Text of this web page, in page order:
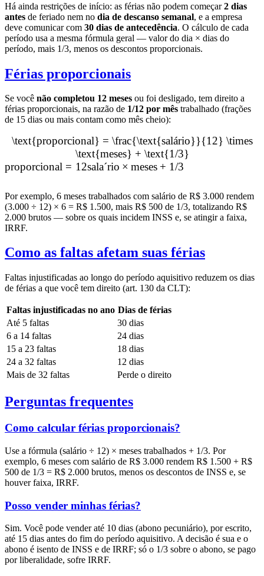
Há ainda restrições de início: as férias não podem começar2 dias
antes de feriado nem no dia de descanso semanal, e a empresa
deve comunicar com 30 dias de antecedência. O cálculo de cada
período usa a mesma fórmula geral — valor do dia × dias do
período, mais 1/3, menos os descontos proporcionais.
Férias proporcionais
Se você não completou 12 meses ou foi desligado, tem direito a
férias proporcionais, na razão de 1/12 por mês trabalhado (frações
de 15 dias ou mais contam como mês cheio):
\text{proporcional} = \frac{\text{salário}}{12} \times
\text{meses} + \text{1/3}
proporcional = 12salaˊrio × meses + 1/3
Por exemplo, 6 meses trabalhados com salário de R$ 3.000 rendem
(3.000 ÷ 12) × 6 = R$ 1.500, mais R$ 500 de 1/3, totalizando R$
2.000 brutos — sobre os quais incidem INSS e, se atingir a faixa,
IRRF.
Como as faltas afetam suas férias
Faltas injustificadas ao longo do período aquisitivo reduzem os dias
de férias a que você tem direito (art. 130 da CLT):
Faltas injustificadas no ano Dias de férias
Até 5 faltas
30 dias
6 a 14 faltas
24 dias
15 a 23 faltas
18 dias
24 a 32 faltas
12 dias
Mais de 32 faltas
Perde o direito
Perguntas frequentes
Como calcular férias proporcionais?
Use a fórmula (salário ÷ 12) × meses trabalhados + 1/3. Por
exemplo, 6 meses com salário de R$ 3.000 rendem R$ 1.500 + R$
500 de 1/3 = R$ 2.000 brutos, menos os descontos de INSS e, se
houver faixa, IRRF.
Posso vender minhas férias?
Sim. Você pode vender até 10 dias (abono pecuniário), por escrito,
até 15 dias antes do fim do período aquisitivo. A decisão é sua e o
abono é isento de INSS e de IRRF; só o 1/3 sobre o abono, se pago
por liberalidade, sofre IRRF.